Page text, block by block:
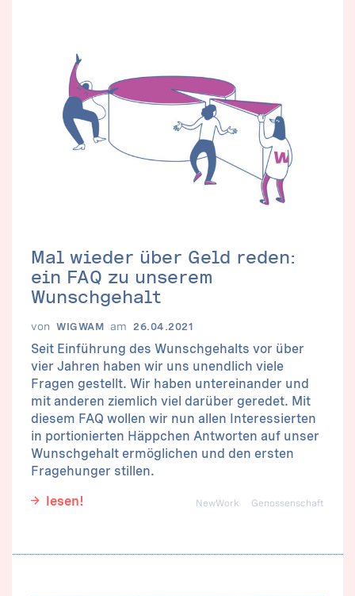
Mal wieder über Geld reden:
ein FAQ zu unserem
Wunschgehalt
von WIGWAM am 26.04.2021
Seit Einführung des Wunschgehalts vor über
vier Jahren haben wir uns unendlich viele
Fragen gestellt. Wir haben untereinander und
mit anderen ziemlich viel darüber geredet. Mit
diesem FAQ wollen wir nun allen Interessierten
in portionierten Häppchen Antworten auf unser
Wunschgehalt ermöglichen und den ersten
Fragehunger stillen.
lesen!
Genossenschaft
NewWork